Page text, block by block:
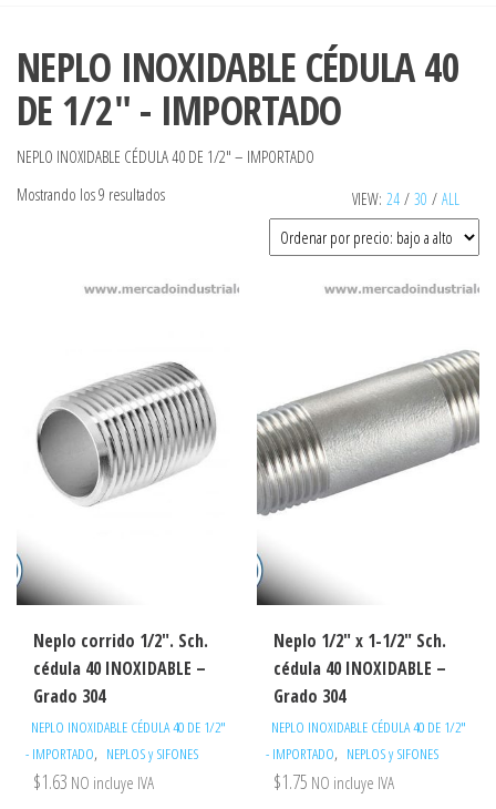
NEPLO INOXIDABLE CÉDULA 40
DE 1/2" - IMPORTADO
NEPLO INOXIDABLE CÉDULA 40 DE 1/2″ – IMPORTADO
VIEW: 24 / 30 / ALL
Mostrando los 9 resultadosOrdenado
a
Neplo corrido 1/2″. Sch.
cédula 40 INOXIDABLE –
Grado 304
NEPLO INOXIDABLE CÉDULA 40 DE 1/2"
- IMPORTADO, NEPLOS y SIFONES
$1.63 NO incluye IVA
Neplo 1/2″ x 1-1/2″ Sch.
cédula 40 INOXIDABLE –
Grado 304
NEPLO INOXIDABLE CÉDULA 40 DE 1/2"
- IMPORTADO, NEPLOS y SIFONES
$1.75 NO incluye IVA